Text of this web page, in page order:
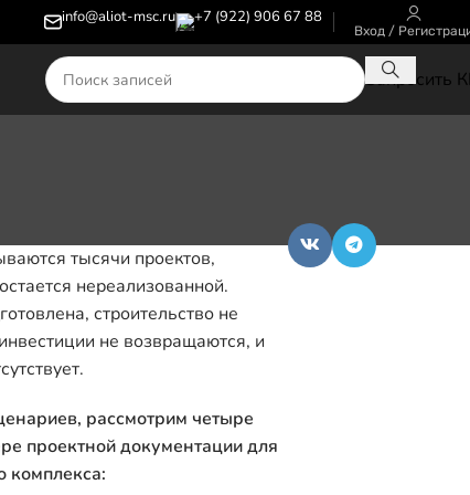
info@aliot-msc.ru +7 (922) 906 67 88
Вход /
Запросить
тысячи проектов,
нереализованной.
строительство не
не возвращаются, и
рассмотрим четыре
проектной документации для
комплекса: